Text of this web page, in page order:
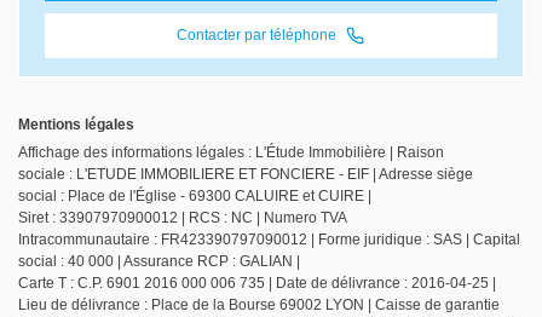
Contacter par téléphone
Mentions légales
Affichage des informations légales : L'Étude Immobilière | Raison
sociale : L'ETUDE IMMOBILIERE ET FONCIERE - EIF | Adresse siège
social : Place de l'Église - 69300 CALUIRE et CUIRE |
Siret : 33907970900012 | RCS : NC | Numero TVA
Intracommunautaire : FR423390797090012 | Forme juridique : SAS | Capital
social : 40 000 | Assurance RCP : GALIAN |
Carte T : C.P. 6901 2016 000 006 735 | Date de délivrance : 2016-04-25 |
Lieu de délivrance : Place de la Bourse 69002 LYON | Caisse de garantie